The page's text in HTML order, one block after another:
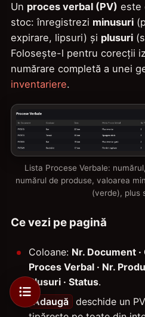
Un proces verbal (PV) este
stoc: înregistrezi minusuri
expirare, lipsuri) și plusuri
Folosește-l pentru corecții
numărare completă a unei
inventariere.
Lista Procese Verbale:
numărul de produse, valoarea
(verde), plus
Ce vezi pe pagină
Coloane: Nr. Document ·
Proces Verbal · Nr.
Plusuri · Status.
Adaugă deschide un